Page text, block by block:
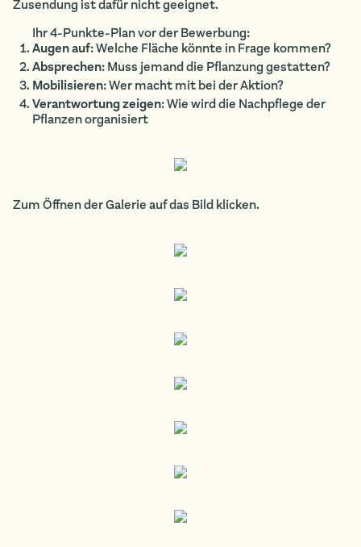
Zusendung ist dafür nicht geeignet.
Ihr 4-Punkte-Plan vor der Bewerbung:
Augen auf: Welche Fläche könnte in Frage kommen?
Absprechen: Muss jemand die Pflanzung gestatten?
Mobilisieren: Wer macht mit bei der Aktion?
Verantwortung zeigen: Wie wird die Nachpflege der
Pflanzen organisiert
Zum Öffnen der Galerie auf das Bild klicken.